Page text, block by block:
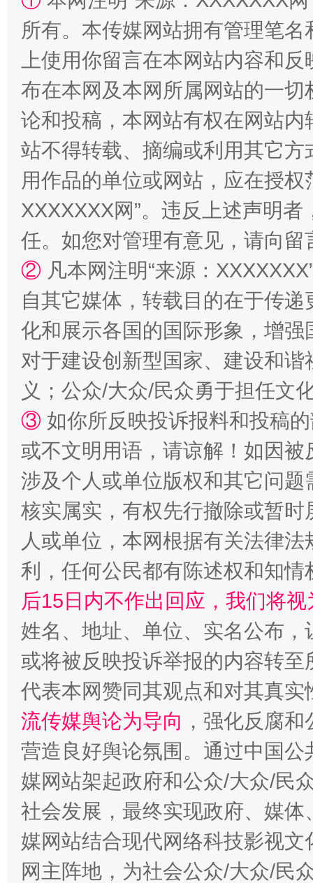
扯下公款旅游的“隐身衣” 如何以
“蜀中异人”王建安的艺术幻境
完善运行机制助力责任有效落实 一纸欠
东山县通报“牛蛙产品抗生素超标问题”
所有。本传媒网站拥有管理笔
上使用你留言在本网站内容和
布在本网及本网所属网站的一
论和投稿，本网站有权在网站
站不得转载、摘编或利用其它
用作品的单位或网站，应在授
XXXXXXX网”。违反上述声明
任。如您对管理有意见，请向
② 凡本网注明“来源：
自其它媒体，转载目的在于传
化和展示各国的国际形象，增
对于建设创新型国家、建设和
义；公众/大众/民众勇于担任文
③ 如你所反映投诉报料和投稿
或不文明用语，请谅解！如因
涉及个人或单位版权和其它问题
核实属实，有权先行撤除或暂
人或单位，本网根据有关法律
利，任何公民都有陈述权和知情
后15日内不作出回应，我们将
姓名、地址、单位、实名公布
或将被反映投诉举报的内容转
代表本网赞同其观点和对其真实
流传媒舆论为导向 ，强化反腐
营造良好舆论氛围。通过中国
媒网站架起政府和公众/大众/民
社会发展，最终实现政府、媒
媒网站结合现代网络科技影视
网主阵地，为社会公众/大众/民